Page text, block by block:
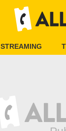
STREAMING